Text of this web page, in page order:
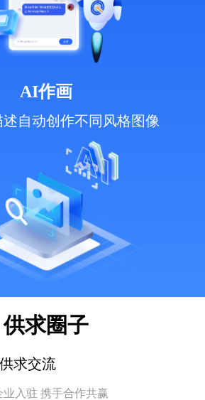
AI作画
自动创作不同风格图像
供求圈子
求交流
入驻 携手合作共赢